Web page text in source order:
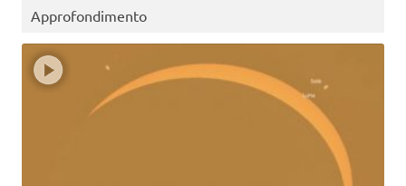
Approfondimento